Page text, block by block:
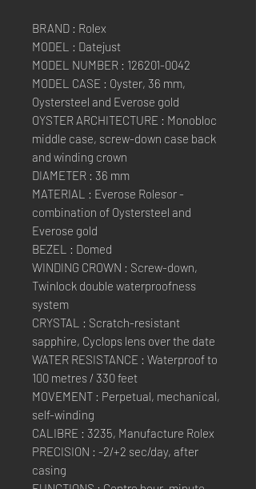
BRAND : Rolex
MODEL : Datejust
MODEL NUMBER : 126201-0042
MODEL CASE : Oyster, 36 mm,
Oystersteel and Everose gold
OYSTER ARCHITECTURE : Monobloc
middle case, screw-down case back
and winding crown
DIAMETER : 36 mm
MATERIAL : Everose Rolesor -
combination of Oystersteel and
Everose gold
BEZEL : Domed
WINDING CROWN : Screw-down,
Twinlock double waterproofness
system
CRYSTAL : Scratch-resistant
sapphire, Cyclops lens over the date
WATER RESISTANCE : Waterproof to
100 metres / 330 feet
MOVEMENT : Perpetual, mechanical,
self-winding
CALIBRE : 3235, Manufacture Rolex
PRECISION : -2/+2 sec/day, after
casing